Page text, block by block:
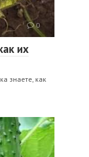
0
их
знаете, как